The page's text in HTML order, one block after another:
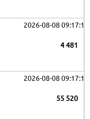
2026-08-08 09:17:19
4 481
2026-08-08 09:17:19
55 520